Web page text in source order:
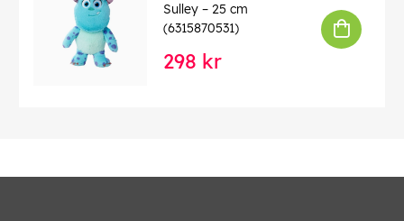
Sulley – 25 cm
(6315870531)
298 kr